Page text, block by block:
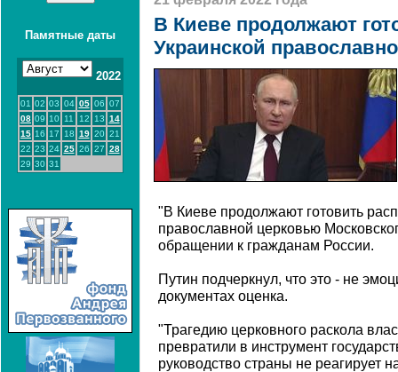
Памятные даты
2022
01 02 03 04 05 06 07
08 09 10 11 12 13 14
15 16 17 18 19 20 21
22 23 24 25 26 27 28
29 30 31
В Киеве продолжают
Украинской
"В Киеве продолжают готовить
православной церковью
обращении к гражданам России.
Путин подчеркнул, что это - не
документах оценка.
"Трагедию церковного раскола
превратили в инструмент
руководство страны не реагирует